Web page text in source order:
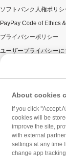
ソフトバンク人権ポリシ
PayPay Code of Ethics
プライバシーポリシー
ユーザープライバシーに
ウェブサイト利用規約
反社会的勢力に対する方
勧誘方針
マネロン等基本方針
カスタマーハラスメン
About cookies
If you click "Accept
cookies will be
improve the site,
with external
settings at any time
change app